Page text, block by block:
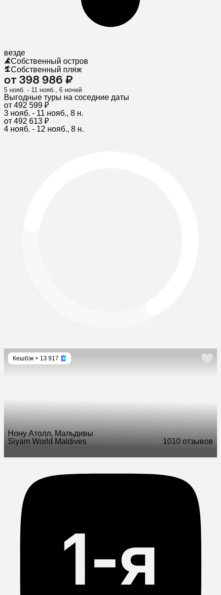
везде
Собственный остров
Собственный пляж
от 398 986 ₽
5 нояб. - 11 нояб., 6 ночей
Выгодные туры на соседние даты
от 492 599 ₽
3 нояб. - 11 нояб., 8 н.
от 492 613 ₽
4 нояб. - 12 нояб., 8 н.
Кешбэк + 13 917
Нону Атолл, Мальдивы
Siyam World Maldives
1010 отзывов